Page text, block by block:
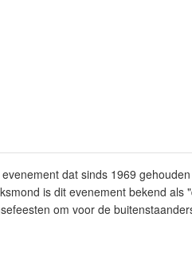
dat sinds 1969
is dit evenement bekend als
om voor de